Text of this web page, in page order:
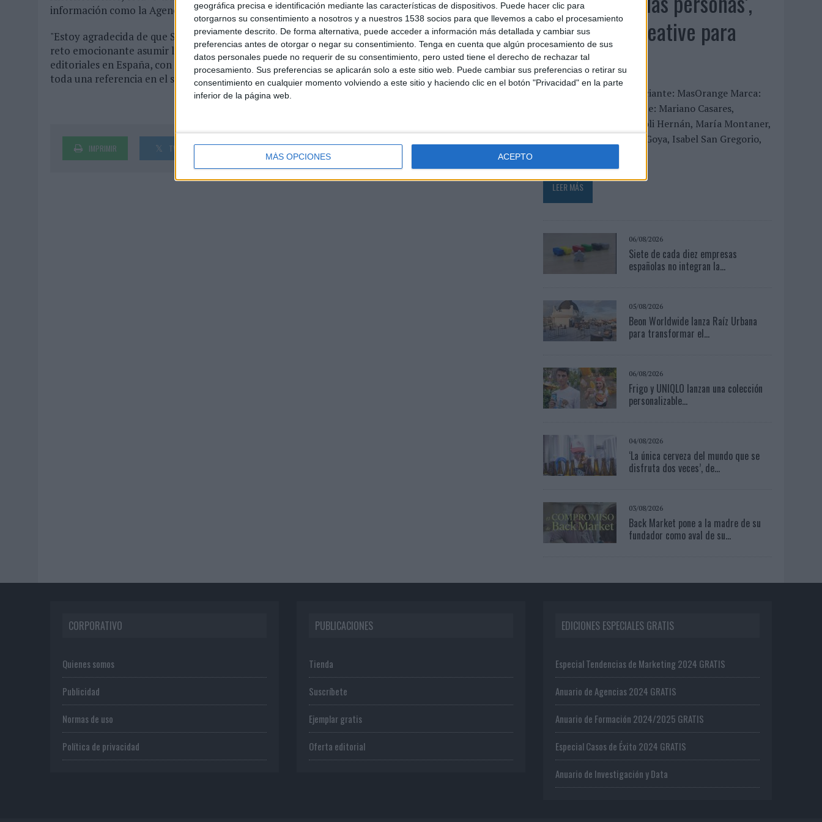
geográfica precisa e identificación mediante las características de dispositivos. Puede hacer clic para
otorgarnos su consentimiento a nosotros y a nuestros 1538 socios para que llevemos a cabo el procesamiento
previamente descrito. De forma alternativa, puede acceder a información más detallada y cambiar sus
preferencias antes de otorgar o negar su consentimiento. Tenga en cuenta que algún procesamiento de sus
datos personales puede no requerir de su consentimiento, pero usted tiene el derecho de rechazar tal
procesamiento. Sus preferencias se aplicarán solo a este sitio web. Puede cambiar sus preferencias o retirar su
consentimiento en cualquier momento volviendo a este sitio y haciendo clic en el botón "Privacidad" en la parte
inferior de la página web.
MÁS OPCIONES ACEPTO
información como la Agencia EFE o el diario gratuito 20Minutos.
"Estoy agradecida de que Spainmedia haya querido contar conmigo en esta nueva etapa. Supone un
reto emocionante asumir la dirección digital del equipo de Spainmedia, uno de los grandes grupos
editoriales en España, con algunas de las cabeceras internacionales más importantes del mundo y
toda una referencia en el sector", afirma la nueva directora digital.
IMPRIMIR TWEET SHARE SHARE ENVIAR
de Dentsu Creative para
Orange
FICHA TÉCNICA Anunciante: MasOrange Marca:
Orange Contacto cliente: Mariano Casares,
Amagoia Sologestoa, Loli Hernán, María Montaner,
Mariola Carrero, César Goya, Isabel San Gregorio,
LEER MÁS
06/08/2026
Siete de cada diez empresas
españolas no integran la...
05/08/2026
Beon Worldwide lanza Raíz Urbana
para transformar el...
06/08/2026
Frigo y UNIQLO lanzan una colección
personalizable...
04/08/2026
‘La única cerveza del mundo que se
disfruta dos veces’, de...
03/08/2026
Back Market pone a la madre de su
fundador como aval de su...
CORPORATIVO
Quienes somos
Publicidad
Normas de uso
Política de privacidad
PUBLICACIONES
Tienda
Suscríbete
Ejemplar gratis
Oferta editorial
EDICIONES ESPECIALES GRATIS
Especial Tendencias de Marketing 2024 GRATIS
Anuario de Agencias 2024 GRATIS
Anuario de Formación 2024/2025 GRATIS
Especial Casos de Éxito 2024 GRATIS
Anuario de Investigación y Data